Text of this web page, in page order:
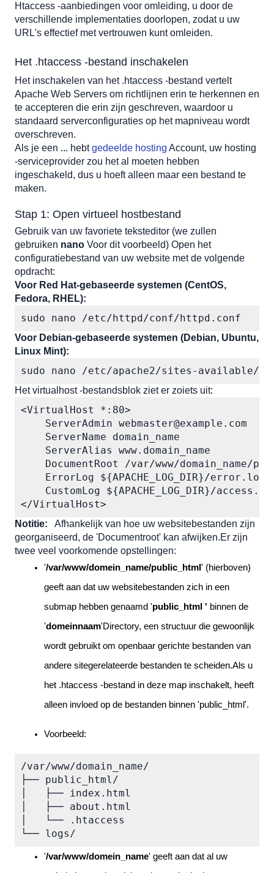
Voor Debian-gebaseerde systemen (Ubuntu, Debian,
Linux Mint):
Hoe je 'mod_rewrite' inschakelt
RHEL):
Voor Debian-gebaseerde systemen (Ubuntu, Debian,
Linux Mint):
URL's omleiden op basis van een gemeenschappelijk
patroon
Een volledig domein omleiden naar een nieuw domein
Force HTTPS met 'Rewriterule' richtlijn
Dwingen https op al het verkeer
Dwingen https op een specifiek domein
Htaccess -aanbiedingen voor omleiding, u door de
verschillende implementaties doorlopen, zodat u uw
URL's effectief met vertrouwen kunt omleiden.
Het .htaccess -bestand inschakelen
Het inschakelen van het .htaccess -bestand vertelt
Apache Web Servers om richtlijnen erin te herkennen en
te accepteren die erin zijn geschreven, waardoor u
standaard serverconfiguraties op het mapniveau wordt
overschreven.
Als je een ... hebt gedeelde hosting Account, uw hosting
-serviceprovider zou het al moeten hebben
ingeschakeld, dus u hoeft alleen maar een bestand te
maken.
Stap 1: Open virtueel hostbestand
Gebruik van uw favoriete teksteditor (we zullen
gebruiken nano Voor dit voorbeeld) Open het
configuratiebestand van uw website met de volgende
opdracht:
Voor Red Hat-gebaseerde systemen (CentOS,
Fedora, RHEL):
sudo nano /etc/httpd/conf/httpd.conf
Voor Debian-gebaseerde systemen (Debian, Ubuntu,
Linux Mint):
sudo nano /etc/apache2/sites-available/
Het virtualhost -bestandsblok ziet er zoiets uit:
<VirtualHost *:80>
ServerAdmin webmaster@example.com
ServerName domain_name
ServerAlias www.domain_name
DocumentRoot /var/www/domain_name/
ErrorLog ${APACHE_LOG_DIR}/error.log
CustomLog ${APACHE_LOG_DIR}/
</VirtualHost>
Notitie:
Afhankelijk van hoe uw websitebestanden zijn
georganiseerd, de 'Documentroot' kan afwijken.Er zijn
twee veel voorkomende opstellingen:
'/var/www/domein_name/public_html ' (hierboven)
geeft aan dat uw websitebestanden zich in een
submap hebben genaamd 'public_html ' binnen de
'domeinnaam'Directory, een structuur die gewoonlijk
wordt gebruikt om openbaar gerichte bestanden van
andere sitegerelateerde bestanden te scheiden.Als u
het .htaccess -bestand in deze map inschakelt, heeft
alleen invloed op de bestanden binnen 'public_html'.
Voorbeeld:
/var/www/domain_name/
├── public_html/
│   ├── index.html
│   ├── about.html
│   └── .htaccess
└── logs/
'/var/www/domein_name' geeft aan dat al uw